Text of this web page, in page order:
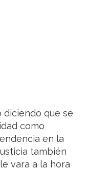
diciendo que se
como
en la
también
vara a la hora